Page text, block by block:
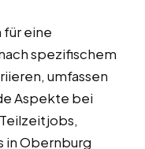
für eine
spezifischem
umfassen
Aspekte bei
in Obernburg